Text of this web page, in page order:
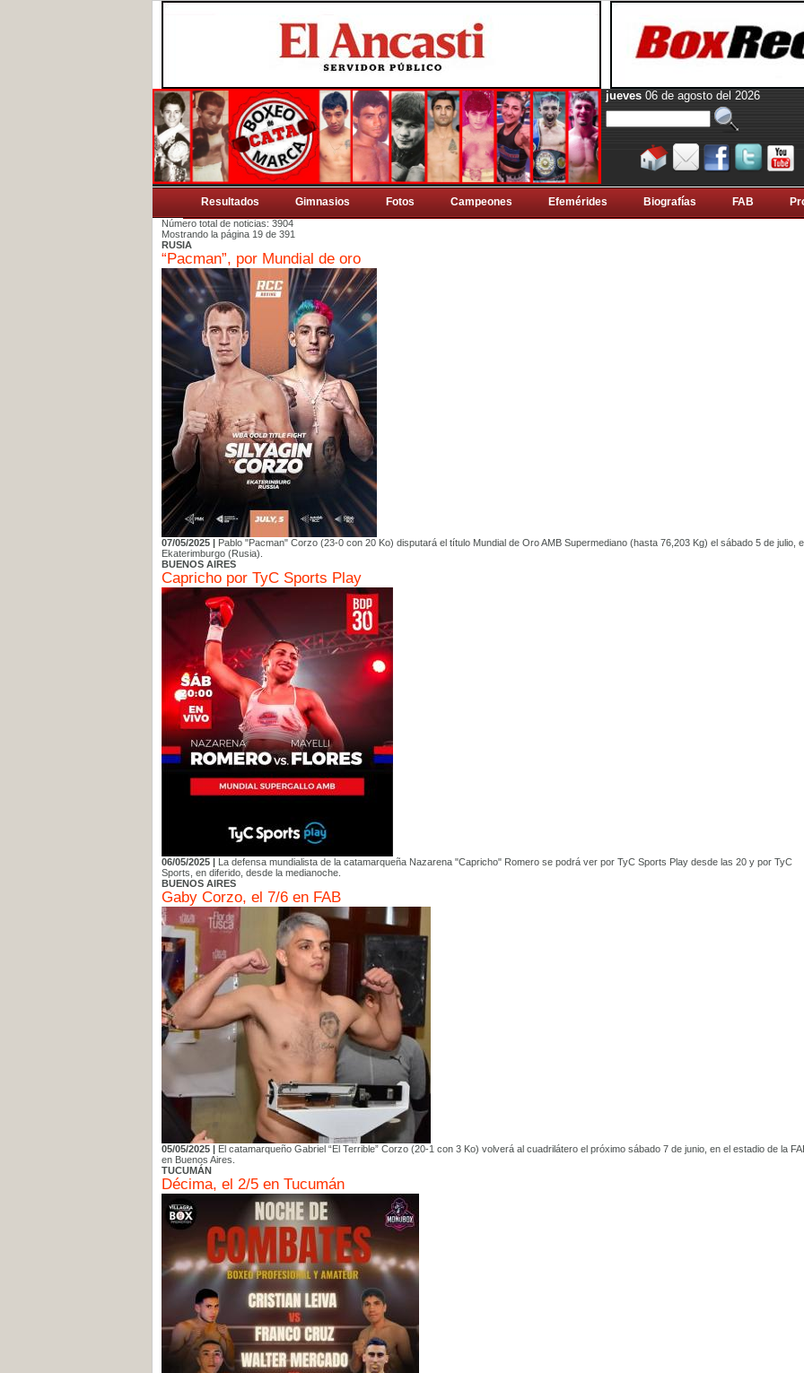
jueves 06 de agosto del 2026
Resultados Gimnasios Fotos Campeones Efemérides Biografí­as FAB
Número total de noticias: 3904
Mostrando la página 19 de 391
RUSIA
“Pacman”, por Mundial de oro
07/05/2025 | Pablo "Pacman" Corzo (23-0 con 20 Ko) disputará el título Mundial de Oro AMB Supermediano (hasta 76,203 Kg) el sábado 5 de julio,
Ekaterimburgo (Rusia).
BUENOS AIRES
Capricho por TyC Sports Play
06/05/2025 | La defensa mundialista de la catamarqueña Nazarena "Capricho" Romero se podrá ver por TyC Sports Play desde las 20 y por TyC
Sports, en diferido, desde la medianoche.
BUENOS AIRES
Gaby Corzo, el 7/6 en FAB
05/05/2025 | El catamarqueño Gabriel “El Terrible” Corzo (20-1 con 3 Ko) volverá al cuadrilátero el próximo sábado 7 de junio, en el estadio de la
en Buenos Aires.
TUCUMÁN
Décima, el 2/5 en Tucumán